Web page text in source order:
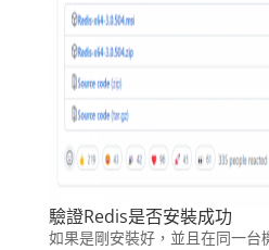
驗證Redis是否安裝成功
如果是剛安裝好，並且在同一台